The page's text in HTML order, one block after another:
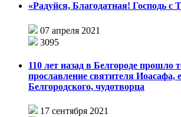
«Радуйся, Благодатная! Господь с
07 апреля 2021
3095
110 лет назад в Белгороде прошло
прославление святителя Иоасафа,
Белгородского, чудотворца
17 сентября 2021